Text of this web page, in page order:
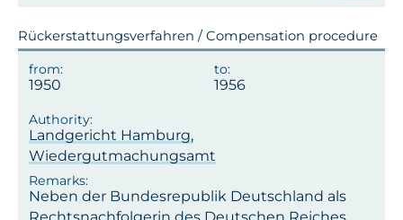
Rückerstattungsverfahren / Compensation procedure
1950 1956
Landgericht Hamburg,
Wiedergutmachungsamt
Neben der Bundesrepublik Deutschland als